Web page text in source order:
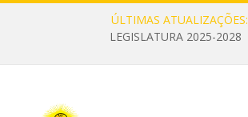
ÚLTIMAS ATUALIZAÇÕES:
LEGISLATURA 2025-2028